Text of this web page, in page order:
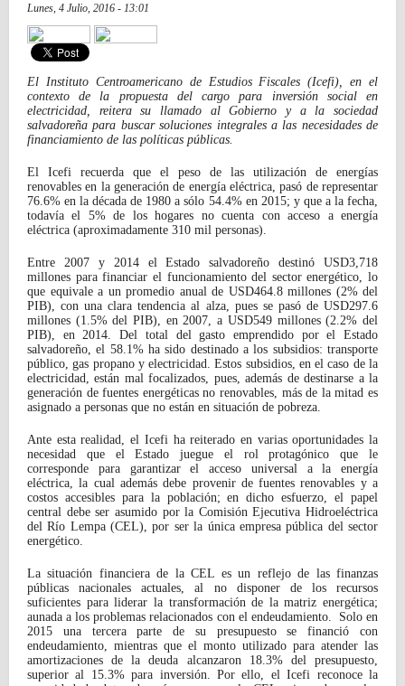
Lunes, 4 Julio, 2016 - 13:01
El Instituto Centroamericano de Estudios Fiscales (Icefi), en el
contexto de la propuesta del cargo para inversión social en
electricidad, reitera su llamado al Gobierno y a la sociedad
salvadoreña para buscar soluciones integrales a las necesidades de
financiamiento de las políticas públicas.
El Icefi recuerda que el peso de las utilización de energías
renovables en la generación de energía eléctrica, pasó de representar
76.6% en la década de 1980 a sólo 54.4% en 2015; y que a la fecha,
todavía el 5% de los hogares no cuenta con acceso a energía
eléctrica (aproximadamente 310 mil personas).
Entre 2007 y 2014 el Estado salvadoreño destinó USD3,718
millones para financiar el funcionamiento del sector energético, lo
que equivale a un promedio anual de USD464.8 millones (2% del
PIB), con una clara tendencia al alza, pues se pasó de USD297.6
millones (1.5% del PIB), en 2007, a USD549 millones (2.2% del
PIB), en 2014. Del total del gasto emprendido por el Estado
salvadoreño, el 58.1% ha sido destinado a los subsidios: transporte
público, gas propano y electricidad. Estos subsidios, en el caso de la
electricidad, están mal focalizados, pues, además de destinarse a la
generación de fuentes energéticas no renovables, más de la mitad es
asignado a personas que no están en situación de pobreza.
Ante esta realidad, el Icefi ha reiterado en varias oportunidades la
necesidad que el Estado juegue el rol protagónico que le
corresponde para garantizar el acceso universal a la energía
eléctrica, la cual además debe provenir de fuentes renovables y a
costos accesibles para la población; en dicho esfuerzo, el papel
central debe ser asumido por la Comisión Ejecutiva Hidroeléctrica
del Río Lempa (CEL), por ser la única empresa pública del sector
energético.
La situación financiera de la CEL es un reflejo de las finanzas
públicas nacionales actuales, al no disponer de los recursos
suficientes para liderar la transformación de la matriz energética;
aunada a los problemas relacionados con el endeudamiento. Solo en
2015 una tercera parte de su presupuesto se financió con
endeudamiento, mientras que el monto utilizado para atender las
amortizaciones de la deuda alcanzaron 18.3% del presupuesto,
superior al 15.3% para inversión. Por ello, el Icefi reconoce la